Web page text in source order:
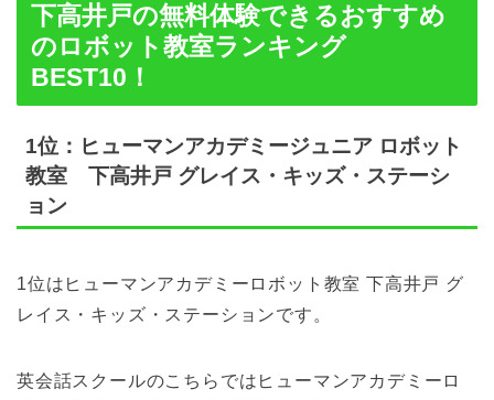
下高井戸の無料体験できるおすすめ
のロボット教室ランキング
BEST10！
1位：ヒューマンアカデミージュニア ロボット
教室 下高井戸 グレイス・キッズ・ステーシ
ョン
1位はヒューマンアカデミーロボット教室 下高井戸 グ
レイス・キッズ・ステーションです。
英会話スクールのこちらではヒューマンアカデミーロ